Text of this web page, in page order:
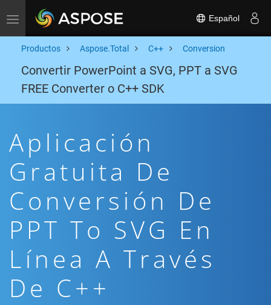
Toggle navigation Español
Productos Aspose.Total C++ Conversion
Convertir PowerPoint a SVG, PPT a SVG
FREE Converter o C++ SDK
Aplicación
Gratuita De
Conversión De
PPT To SVG En
Línea A Través
De C++